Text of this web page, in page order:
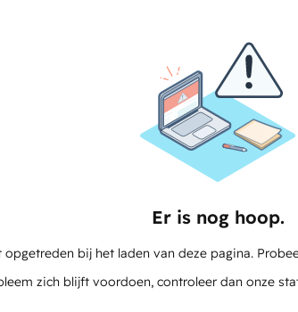
Er is nog hoop.
bij het laden van deze pagina.
zich blijft voordoen, controleer dan onze